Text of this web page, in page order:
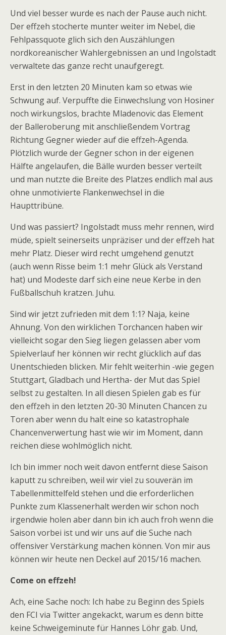
Und viel besser wurde es nach der Pause auch nicht.
Der effzeh stocherte munter weiter im Nebel, die
Fehlpassquote glich sich den Auszählungen
nordkoreanischer Wahlergebnissen an und Ingolstadt
verwaltete das ganze recht unaufgeregt.
Erst in den letzten 20 Minuten kam so etwas wie
Schwung auf. Verpuffte die Einwechslung von Hosiner
noch wirkungslos, brachte Mladenovic das Element
der Balleroberung mit anschließendem Vortrag
Richtung Gegner wieder auf die effzeh-Agenda.
Plötzlich wurde der Gegner schon in der eigenen
Hälfte angelaufen, die Bälle wurden besser verteilt
und man nutzte die Breite des Platzes endlich mal aus
ohne unmotivierte Flankenwechsel in die
Haupttribüne.
Und was passiert? Ingolstadt muss mehr rennen, wird
müde, spielt seinerseits unpräziser und der effzeh hat
mehr Platz. Dieser wird recht umgehend genutzt
(auch wenn Risse beim 1:1 mehr Glück als Verstand
hat) und Modeste darf sich eine neue Kerbe in den
Fußballschuh kratzen. Juhu.
Sind wir jetzt zufrieden mit dem 1:1? Naja, keine
Ahnung. Von den wirklichen Torchancen haben wir
vielleicht sogar den Sieg liegen gelassen aber vom
Spielverlauf her können wir recht glücklich auf das
Unentschieden blicken. Mir fehlt weiterhin -wie gegen
Stuttgart, Gladbach und Hertha- der Mut das Spiel
selbst zu gestalten. In all diesen Spielen gab es für
den effzeh in den letzten 20-30 Minuten Chancen zu
Toren aber wenn du halt eine so katastrophale
Chancenverwertung hast wie wir im Moment, dann
reichen diese wohlmöglich nicht.
Ich bin immer noch weit davon entfernt diese Saison
kaputt zu schreiben, weil wir viel zu souverän im
Tabellenmittelfeld stehen und die erforderlichen
Punkte zum Klassenerhalt werden wir schon noch
irgendwie holen aber dann bin ich auch froh wenn die
Saison vorbei ist und wir uns auf die Suche nach
offensiver Verstärkung machen können. Von mir aus
können wir heute nen Deckel auf 2015/16 machen.
Come on effzeh!
Ach, eine Sache noch: Ich habe zu Beginn des Spiels
den FCI via Twitter angekackt, warum es denn bitte
keine Schweigeminute für Hannes Löhr gab. Und,